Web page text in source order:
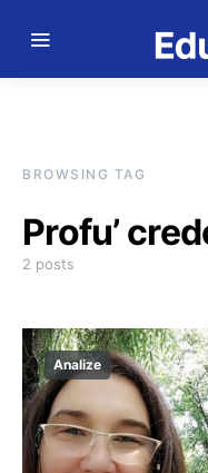
BROWSING TAG
Profu’
2 posts
Analize